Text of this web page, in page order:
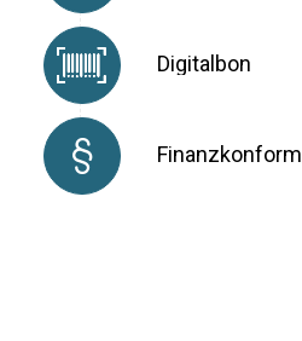
Digitalbon
Finanzkonform